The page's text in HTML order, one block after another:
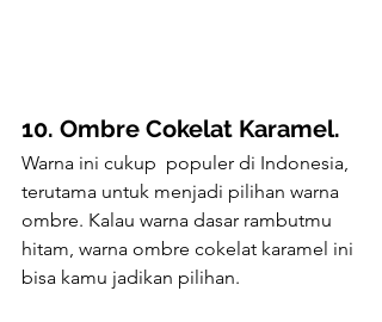
10. Ombre Cokelat Karamel.
Warna ini cukup  populer di Indonesia,
terutama untuk menjadi pilihan warna
ombre. Kalau warna dasar rambutmu
hitam, warna ombre cokelat karamel ini
bisa kamu jadikan pilihan.